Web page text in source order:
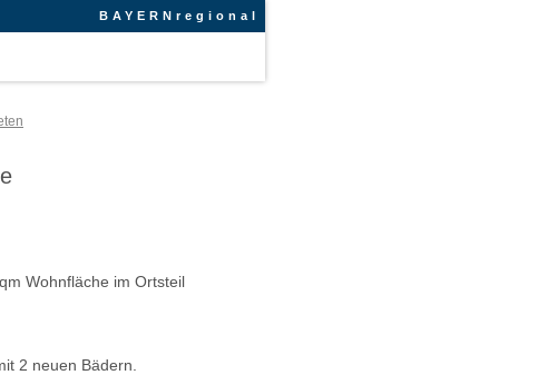
BAYERNregional
Wohnfläche im Ortsteil
2 neuen Bädern.